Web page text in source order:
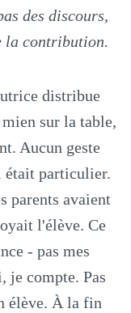
des discours,
la contribution.
distribue
sur la table,
Aucun geste
était particulier.
parents avaient
l'élève. Ce
- pas mes
je compte. Pas
élève. À la fin